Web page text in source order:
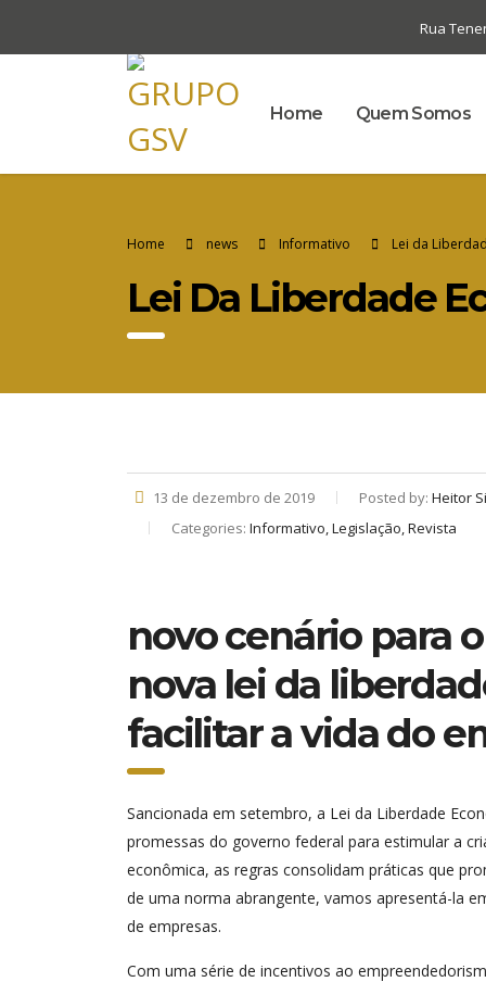
Rua
Home Quem Somos
Home news Informativo Lei da
Lei Da Liberdade
13 de dezembro de 2019 Posted by: Heitor
Categories: Informativo, Legislação, Revista
novo cenário para
nova lei da
facilitar a vida do
Sancionada em setembro, a Lei da Liberdade
promessas do governo federal para estimular a
econômica, as regras consolidam práticas que
de uma norma abrangente, vamos apresentá-la
de empresas.
Com uma série de incentivos ao